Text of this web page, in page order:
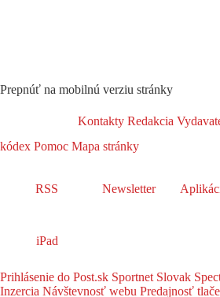
Prepnúť na mobilnú verziu stránky
Kontakty Redakcia
kódex Pomoc Mapa stránky
RSS Newsletter
iPad
Prihlásenie do Post.sk Sportnet Slovak
Inzercia Návštevnosť webu Predajnosť tlače